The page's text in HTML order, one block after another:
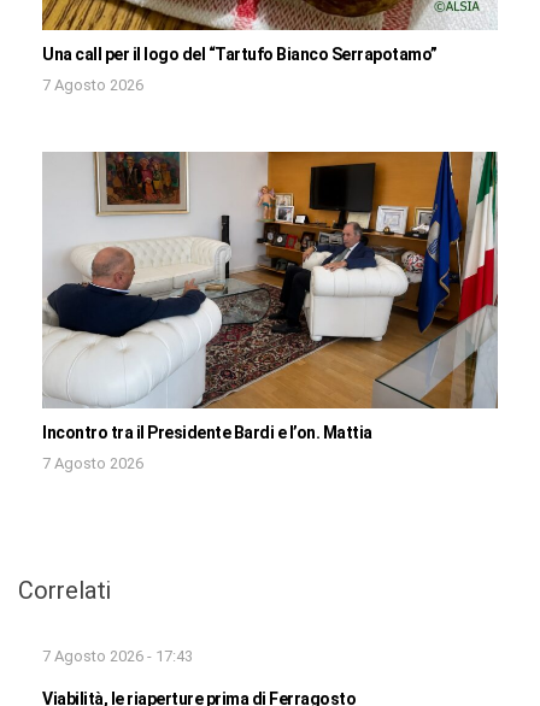
Una call per il logo del “Tartufo Bianco Serrapotamo”
7 Agosto 2026
Incontro tra il Presidente Bardi e l’on. Mattia
7 Agosto 2026
Correlati
7 Agosto 2026 - 17:43
Viabilità, le riaperture prima di Ferragosto